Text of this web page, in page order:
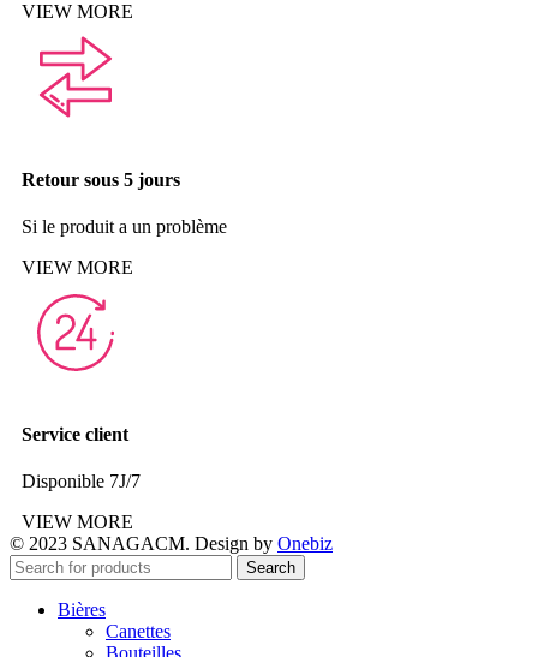
VIEW MORE
Retour sous 5 jours
Si le produit a un problème
VIEW MORE
Service client
Disponible 7J/7
VIEW MORE
© 2023 SANAGACM. Design by Onebiz
Search
Bières
Canettes